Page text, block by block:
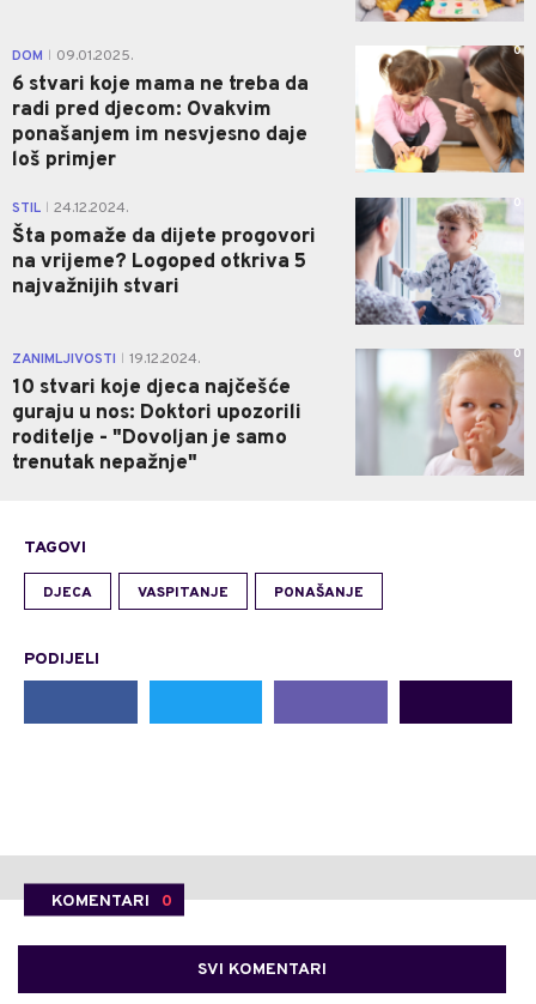
DOM 09.01.2025.
6 stvari koje mama ne treba da
radi pred djecom: Ovakvim
ponašanjem im nesvjesno daje
loš primjer
0
STIL 24.12.2024.
Šta pomaže da dijete progovori
na vrijeme? Logoped otkriva 5
najvažnijih stvari
0
ZANIMLJIVOSTI 19.12.2024.
10 stvari koje djeca najčešće
guraju u nos: Doktori upozorili
roditelje - "Dovoljan je samo
trenutak nepažnje"
0
TAGOVI
DJECA VASPITANJE PONAŠANJE
PODIJELI
KOMENTARI 0
SVI KOMENTARI